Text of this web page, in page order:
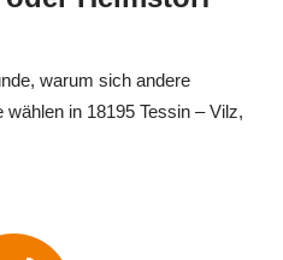
warum sich andere
in 18195 Tessin – Vilz,